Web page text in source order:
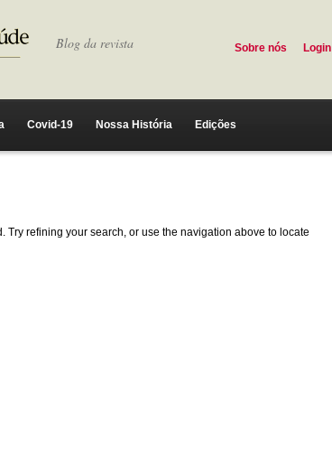
Blog da revista Sobre nós Login
Covid-19 Nossa História Edições
Try refining your search, or use the navigation above to locate